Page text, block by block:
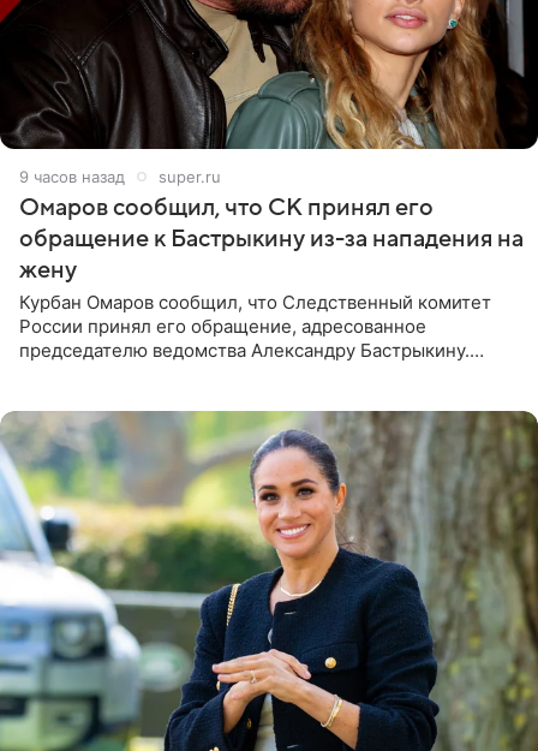
9 часов назад super.ru
Омаров сообщил, что СК принял его
обращение к Бастрыкину из-за нападения на
жену
Курбан Омаров сообщил, что Следственный комитет
России принял его обращение, адресованное
председателю ведомства Александру Бастрыкину.